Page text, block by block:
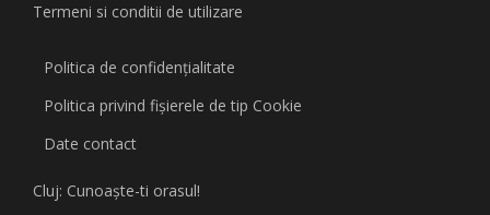
Termeni si conditii de utilizare
Politica de confidențialitate
Politica privind fişierele de tip Cookie
Date contact
Cluj: Cunoaşte-ti orasul!